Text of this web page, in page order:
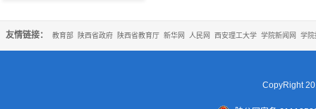
友情链接： 教育部 陕西省政府 陕西省教育厅 新华网 人民网 西安理工大学 学院新闻网 学院
CopyRight